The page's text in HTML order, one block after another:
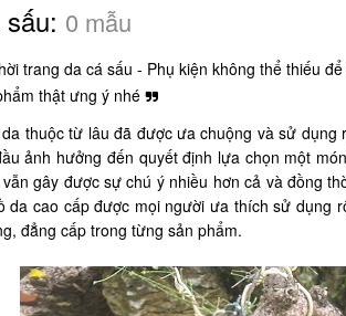
0 mẫu
trang da cá sấu - Phụ kiện không thể thiếu
thật ưng ý nhé
thuộc từ lâu đã được ưa chuộng và sử
ảnh hưởng đến quyết định lựa chọn một
gây được sự chú ý nhiều hơn cả và đồng
da cao cấp được mọi người ưa thích sử dụng
đẳng cấp trong từng sản phẩm.